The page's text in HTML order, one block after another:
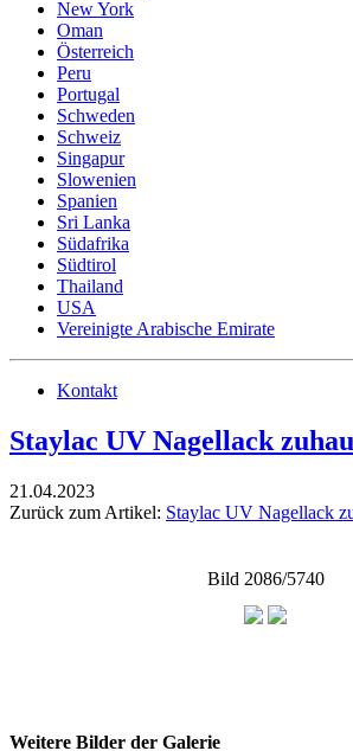
New York
Oman
Österreich
Peru
Portugal
Schweden
Schweiz
Singapur
Slowenien
Spanien
Sri Lanka
Südafrika
Südtirol
Thailand
USA
Vereinigte Arabische Emirate
Kontakt
Staylac UV Nagellack
21.04.2023
Zurück zum Artikel: Staylac UV Nagellack
Bild 2086/5740
Weitere Bilder der Galerie